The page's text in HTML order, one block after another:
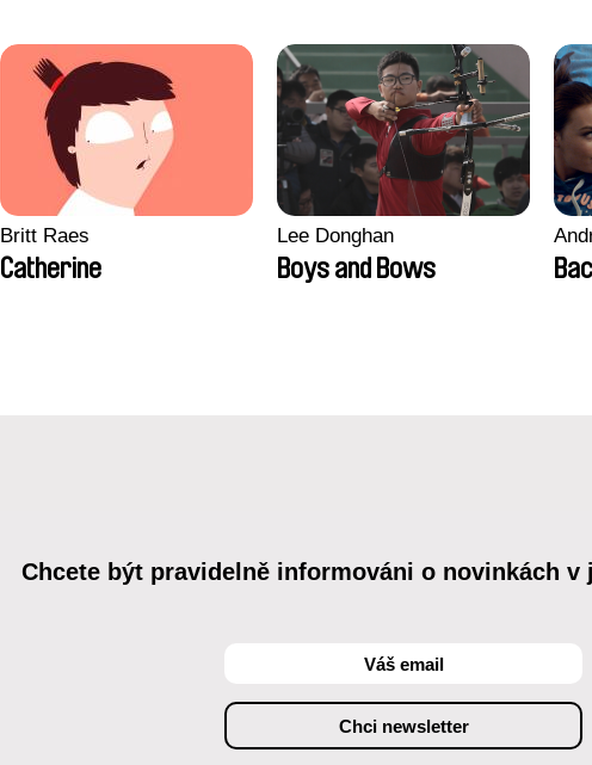
Britt Raes
Catherine
Lee Donghan
Boys and Bows
Chcete být pravidelně informováni o novinkách v